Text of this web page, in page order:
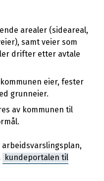
arealer (sideareal,
samt veier som
drifter etter avtale
eier, fester
grunneier.
av kommunen til
kundeportalen til